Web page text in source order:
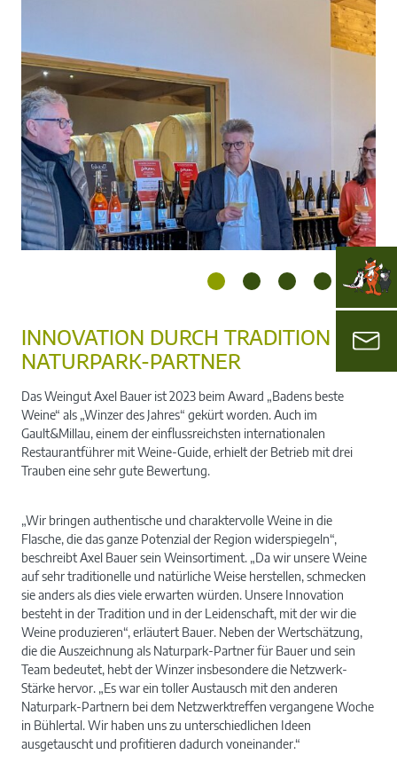
INNOVATION DURCH TRADITION –
NATURPARK-PARTNER
Das Weingut Axel Bauer ist 2023 beim Award „Badens beste
Weine“ als „Winzer des Jahres“ gekürt worden. Auch im
Gault&Millau, einem der einflussreichsten internationalen
Restaurantführer mit Weine-Guide, erhielt der Betrieb mit drei
Trauben eine sehr gute Bewertung.
„Wir bringen authentische und charaktervolle Weine in die
Flasche, die das ganze Potenzial der Region widerspiegeln“,
beschreibt Axel Bauer sein Weinsortiment. „Da wir unsere Weine
auf sehr traditionelle und natürliche Weise herstellen, schmecken
sie anders als dies viele erwarten würden. Unsere Innovation
besteht in der Tradition und in der Leidenschaft, mit der wir die
Weine produzieren“, erläutert Bauer. Neben der Wertschätzung,
die die Auszeichnung als Naturpark-Partner für Bauer und sein
Team bedeutet, hebt der Winzer insbesondere die Netzwerk-
Stärke hervor. „Es war ein toller Austausch mit den anderen
Naturpark-Partnern bei dem Netzwerktreffen vergangene Woche
in Bühlertal. Wir haben uns zu unterschiedlichen Ideen
ausgetauscht und profitieren dadurch voneinander.“